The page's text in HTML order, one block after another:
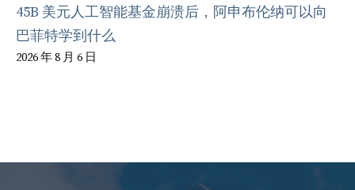
45B 美元人工智能基金崩溃后，阿申布伦纳可以向
巴菲特学到什么
2026 年 8 月 6 日